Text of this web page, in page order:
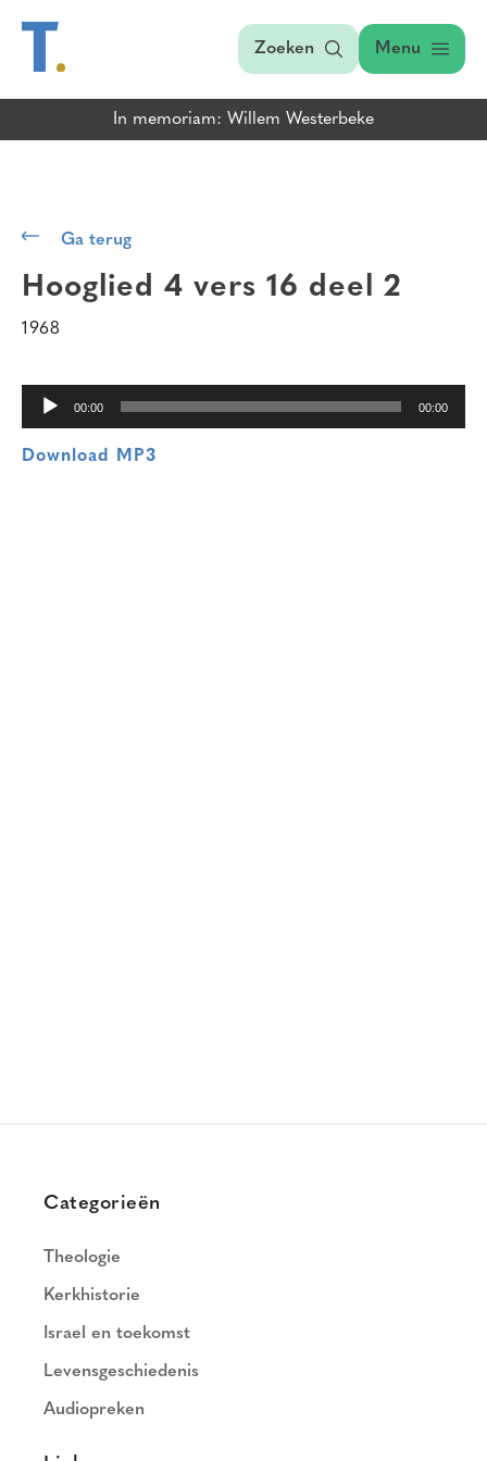
Zoeken Menu
In memoriam: Willem Westerbeke
Ga terug
Hooglied 4 vers 16 deel 2
1968
00:00 00:00
Download MP3
Categorieën
Theologie
Kerkhistorie
Israel en toekomst
Levensgeschiedenis
Audiopreken